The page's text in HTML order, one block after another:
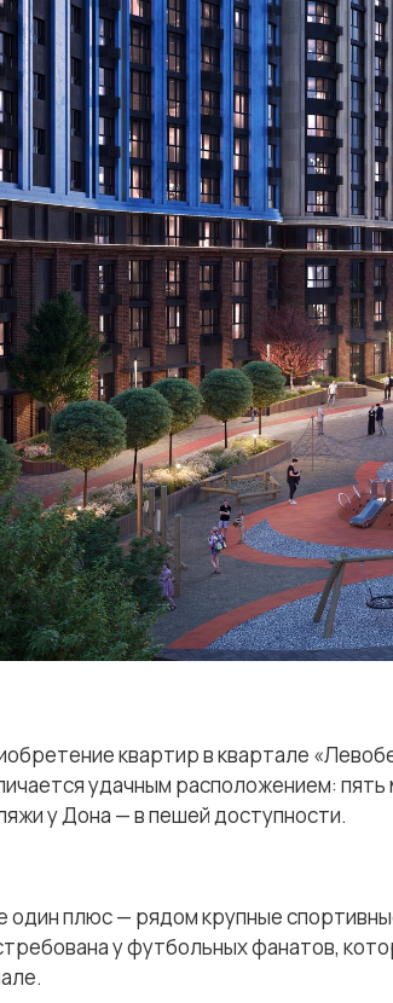
квартир в квартале
удачным расположением:
у Дона — в пешей доступности.
один плюс — рядом крупные
у футбольных фанатов,
г. Ростов-на-
Дону
г. Краснодар